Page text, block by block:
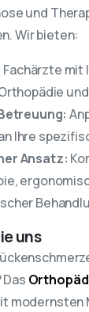
und
Wir bieten:
Fachärzte mit
Ihre
Ansatz:
uns
modernsten